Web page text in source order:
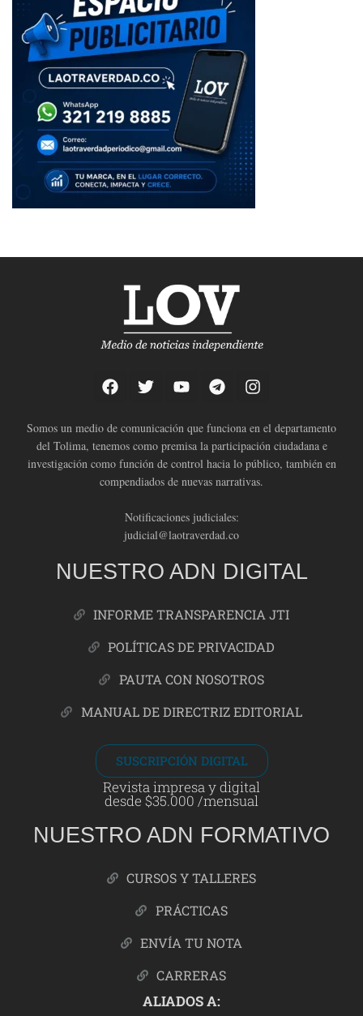
Somos un medio de comunicación que funciona en el departamento
del Tolima, tenemos como premisa la participación ciudadana e
investigación como función de control hacia lo público, también en
compendiados de nuevas narrativas.
Notificaciones judiciales:
judicial@laotraverdad.co
NUESTRO ADN DIGITAL
INFORME TRANSPARENCIA JTI
POLÍTICAS DE PRIVACIDAD
PAUTA CON NOSOTROS
MANUAL DE DIRECTRIZ EDITORIAL
SUSCRIPCIÓN DIGITAL
Revista impresa y digital
desde $35.000 /mensual
NUESTRO ADN FORMATIVO
CURSOS Y TALLERES
PRÁCTICAS
ENVÍA TU NOTA
CARRERAS
ALIADOS A: